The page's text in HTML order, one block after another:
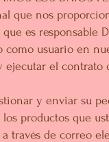
que nos
es responsable
usuario en
el contrato
y enviar su
productos que
de correo